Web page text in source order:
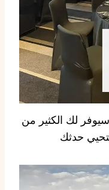
لك الكثير من
حدثك